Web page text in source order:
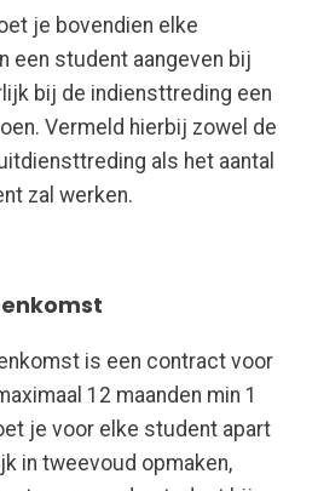
je bovendien elke
een student aangeven bij
bij de indiensttreding een
Vermeld hierbij zowel de
als het aantal
zal werken.
is een contract voor
12 maanden min 1
je voor elke student apart
in tweevoud opmaken,